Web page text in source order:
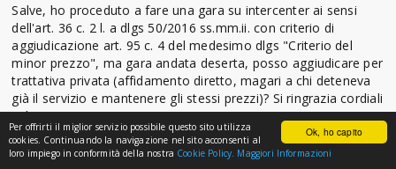
Ok, ho capito
Per offrirti il miglior servizio possibile questo sito utilizza
cookies. Continuando la navigazione nel sito acconsenti al
loro impiego in conformità della nostra Cookie Policy. Maggiori Informazioni
Salve, ho proceduto a fare una gara su intercenter ai sensi
dell'art. 36 c. 2 l. a dlgs 50/2016 ss.mm.ii. con criterio di
aggiudicazione art. 95 c. 4 del medesimo dlgs "Criterio del
minor prezzo", ma gara andata deserta, posso aggiudicare per
trattativa privata (affidamento diretto, magari a chi deteneva
già il servizio e mantenere gli stessi prezzi)? Si ringrazia cordiali
saluti
Vedi Risposta del 02/11/2017